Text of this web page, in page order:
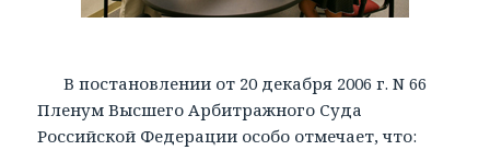
В постановлении от 20 декабря 2006 г. N 66
Пленум Высшего Арбитражного Суда
Российской Федерации особо отмечает, что: